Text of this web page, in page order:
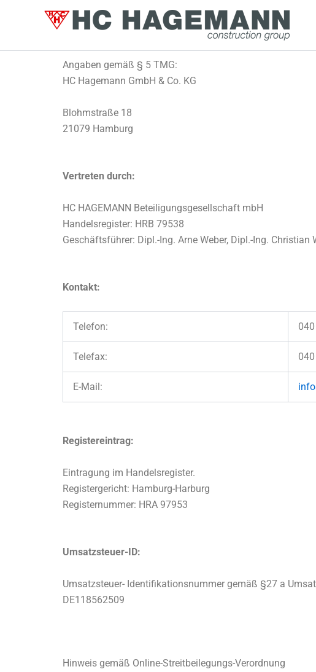
Angaben gemäß § 5 TMG:
HC Hagemann GmbH & Co. KG
Blohmstraße 18
21079 Hamburg
Vertreten durch:
HC HAGEMANN Beteiligungsgesellschaft mbH
Handelsregister: HRB 79538
Geschäftsführer: Dipl.-Ing. Arne Weber, Dipl.-Ing. Christian
Kontakt:
Telefon:
Telefax:
E-Mail:
Registereintrag:
Eintragung im Handelsregister.
Registergericht: Hamburg-Harburg
Registernummer: HRA 97953
Umsatzsteuer-ID:
Umsatzsteuer- Identifikationsnummer gemäß §27 a
DE118562509
Hinweis gemäß Online-Streitbeilegungs-Verordnung